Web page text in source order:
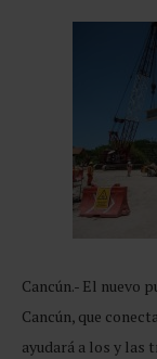
Cancún.- El nuevo
Cancún, que
ayudará a los y las